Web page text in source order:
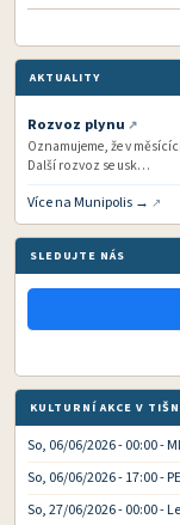
AKTUALITY
Rozvoz plynu
Oznamujeme, že v
Další rozvoz se usk…
Více na Munipolis →
SLEDUJTE NÁS
KULTURNÍ AKCE V
So, 06/06/2026 - 00:00 -
So, 06/06/2026 - 17:00 -
So, 27/06/2026 - 00:00 -